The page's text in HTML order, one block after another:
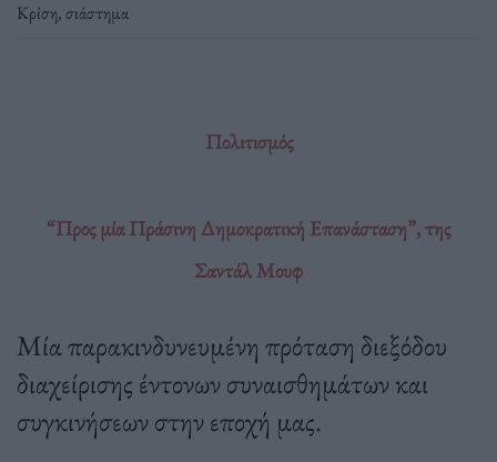
Κρίση,σιάστημα
Πολιτισμός
“Προς μία Πράσινη Δημοκρατική Επανάσταση”, της
Σαντάλ Μουφ
Μία παρακινδυνευμένη πρόταση διεξόδου
διαχείρισης έντονων συναισθημάτων και
συγκινήσεων στην εποχή μας.